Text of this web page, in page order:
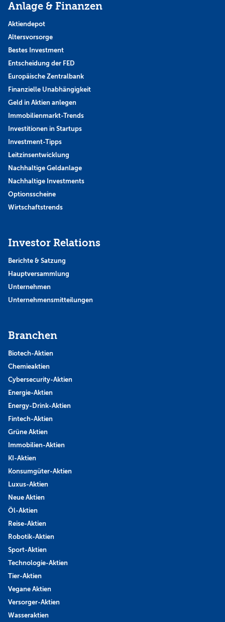
Anlage & Finanzen
Aktiendepot
Altersvorsorge
Bestes Investment
Entscheidung der FED
Europäische Zentralbank
Finanzielle Unabhängigkeit
Geld in Aktien anlegen
Immobilienmarkt-Trends
Investitionen in Startups
Investment-Tipps
Leitzinsentwicklung
Nachhaltige Geldanlage
Nachhaltige Investments
Optionsscheine
Wirtschaftstrends
Investor Relations
Berichte & Satzung
Hauptversammlung
Unternehmen
Unternehmensmitteilungen
Branchen
Biotech-Aktien
Chemieaktien
Cybersecurity-Aktien
Energie-Aktien
Energy-Drink-Aktien
Fintech-Aktien
Grüne Aktien
Immobilien-Aktien
KI-Aktien
Konsumgüter-Aktien
Luxus-Aktien
Neue Aktien
Öl-Aktien
Reise-Aktien
Robotik-Aktien
Sport-Aktien
Technologie-Aktien
Tier-Aktien
Vegane Aktien
Versorger-Aktien
Wasseraktien